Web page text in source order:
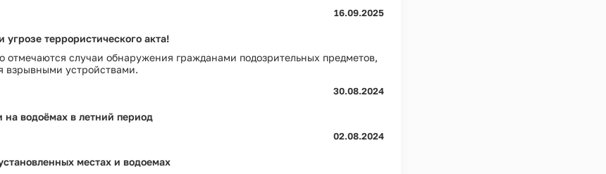
16.09.2025
угрозе террористического акта!
отмечаются случаи обнаружения гражданами подозрительных предметов,
взрывными устройствами.
30.08.2024
на водоёмах в летний период
02.08.2024
местах и водоемах